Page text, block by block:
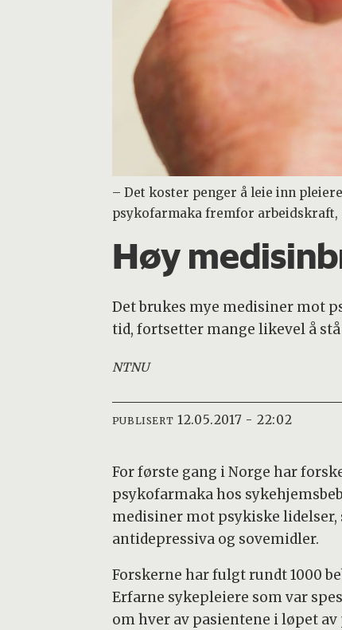
– Det koster penger å leie inn
psykofarmaka fremfor
Høy
Det brukes mye medisiner mot
tid, fortsetter mange likevel å
NTNU
PUBLISERT 12.05.2017 - 22:02
For første gang i Norge har
psykofarmaka hos
medisiner mot psykiske
antidepressiva og sovemidler.
Forskerne har fulgt rundt 1000
Erfarne sykepleiere som var
om hver av pasientene i løpet